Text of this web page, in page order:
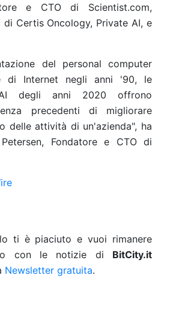
e CTO di Scientist.com,
di Certis Oncology, Private AI, e
del personal computer
di Internet negli anni '90, le
degli anni 2020 offrono
precedenti di migliorare
delle attività di un'azienda", ha
Fondatore e CTO di
ti è piaciuto e vuoi rimanere
con le notizie di BitCity.it
Newsletter gratuita.